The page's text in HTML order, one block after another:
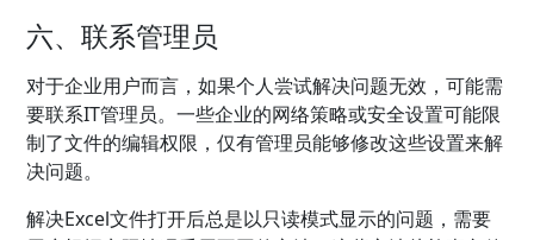
六、联系管理员
对于企业用户而言，如果个人尝试解决问题无效，可能需
要联系IT管理员。一些企业的网络策略或安全设置可能限
制了文件的编辑权限，仅有管理员能够修改这些设置来解
决问题。
解决Excel文件打开后总是以只读模式显示的问题，需要